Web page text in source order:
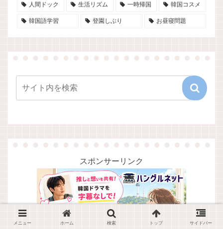
人間ドック 生活リズム 一時帰国 韓国コスメ
韓国語学習 登園しぶり お昼寝問題
スポンサーリンク
メニュー ホーム 検索 トップ サイドバー